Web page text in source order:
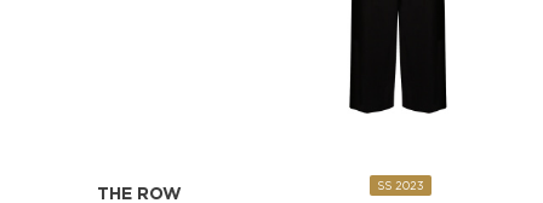
THE ROW
SS 2023